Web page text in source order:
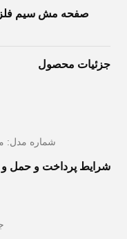
جزئیات محصول
شماره مدل:
شرایط پرداخت و حمل و